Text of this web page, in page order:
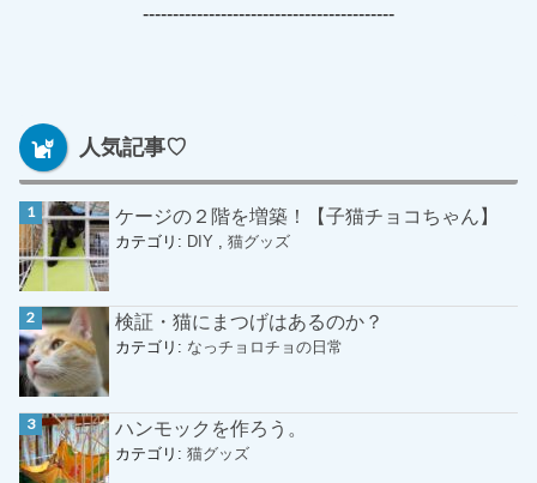
------------------------------------------
人気記事♡
ケージの２階を増築！【子猫チョコちゃん】
カテゴリ: DIY ,猫グッズ
検証・猫にまつげはあるのか？
カテゴリ: なっチョロチョの日常
ハンモックを作ろう。
カテゴリ:猫グッズ